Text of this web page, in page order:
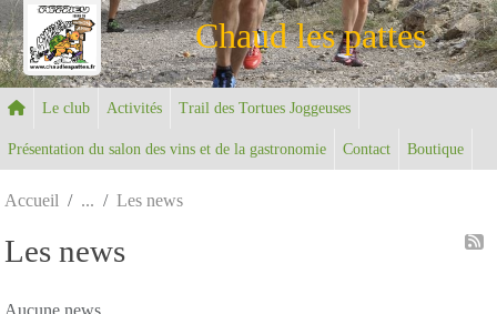
Chaud les pattes
Le club Activités Trail des Tortues Joggeuses
Présentation du salon des vins et de la gastronomie Contact Boutique
Accueil Les news
Les news
Aucune news
Panneau de gestion des cookies